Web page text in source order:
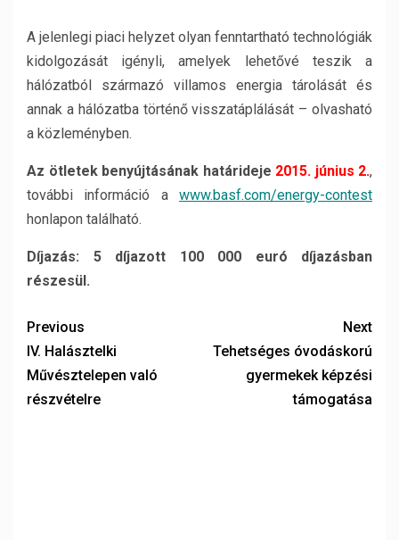
A jelenlegi piaci helyzet olyan fenntartható technológiák
kidolgozását igényli, amelyek lehetővé teszik a
hálózatból származó villamos energia tárolását és
annak a hálózatba történő visszatáplálását – olvasható
a közleményben.
Az ötletek benyújtásának határideje 2015. június 2.,
további információ a www.basf.com/energy-contest
honlapon található.
Díjazás: 5 díjazott 100 000 euró díjazásban
részesül.
Previous
IV. Halásztelki
Művésztelepen való
részvételre
Next
Tehetséges óvodáskorú
gyermekek képzési
támogatása